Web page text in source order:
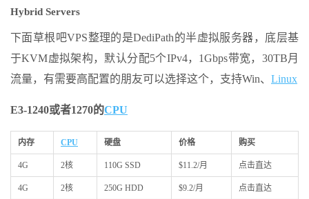
Hybrid Servers
下面草根吧VPS整理的是DediPath的半虚拟服务器，底层基
于KVM虚拟架构，默认分配5个IPv4，1Gbps带宽，30TB月
流量，有需要高配置的朋友可以选择这个，支持Win、 Linux
E3-1240或者1270的CPU
内存 CPU 硬盘 价格 购买
4G 2核 110G SSD $11.2/月 点击直达
4G 2核 250G HDD $9.2/月 点击直达